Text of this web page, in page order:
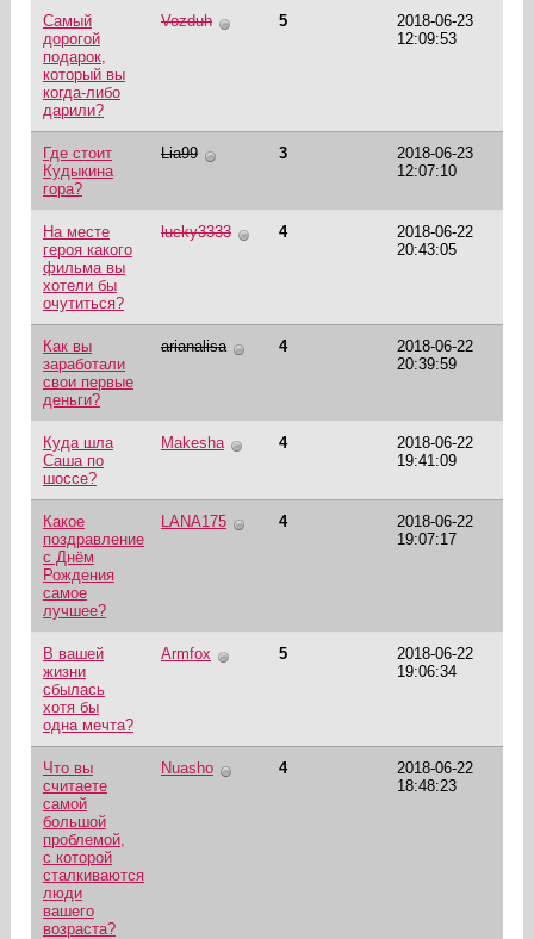
Самый
дорогой
подарок,
который вы
когда-либо
дарили?
Vozduh 5
2018-06-23
12:09:53
Где стоит
Кудыкина
гора?
Lia99 3
2018-06-23
12:07:10
На месте
героя какого
фильма вы
хотели бы
очутиться?
lucky3333 4
2018-06-22
20:43:05
Как вы
заработали
свои первые
деньги?
arianalisa 4
2018-06-22
20:39:59
Куда шла
Саша по
шоссе?
Makesha 4
2018-06-22
19:41:09
Какое
поздравление
с Днём
Рождения
самое
лучшее?
LANA175 4
2018-06-22
19:07:17
В вашей
жизни
сбылась
хотя бы
одна мечта?
Armfox 5
2018-06-22
19:06:34
Что вы
считаете
самой
большой
проблемой,
с которой
сталкиваются
люди
вашего
возраста?
Nuasho 4
2018-06-22
18:48:23